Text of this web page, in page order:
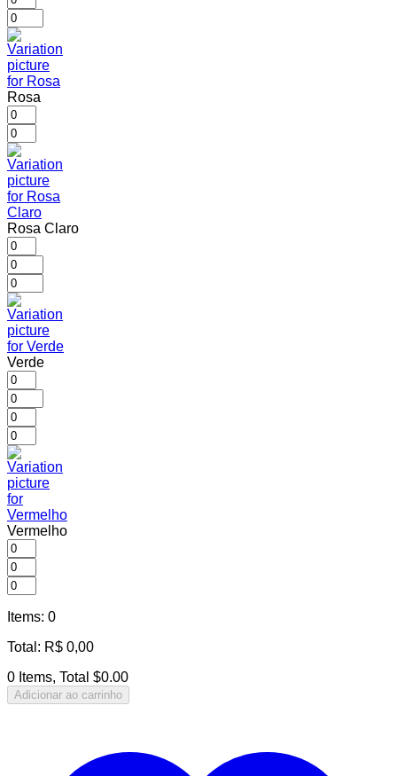
Rosa
Rosa Claro
Verde
Vermelho
Items: 0
Total : R$ 0,00
0 Items, Total $0.00
Adicionar ao carrinho